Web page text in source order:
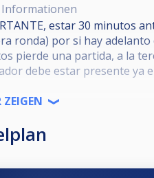
estar 30 minutos
ronda) por si hay
pierde una partida, a la
debe estar presente ya
del reglamento.
ZEIGEN